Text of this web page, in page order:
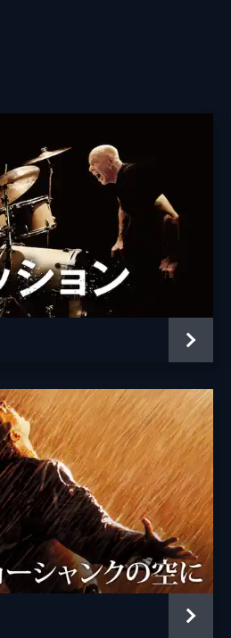
キャリー・ヘルナンデス
ミーガン・フェイ
デイモン・ガプトン
ジョシュ・ペンス
トレヴァー・リサウアー
デイミアン・チャゼル
ジャスティン・ハーウィッツ
フレッド・バーガー
ジョーダン・ホロウィッツ
ゲイリー・ギルバート
マーク・プラット